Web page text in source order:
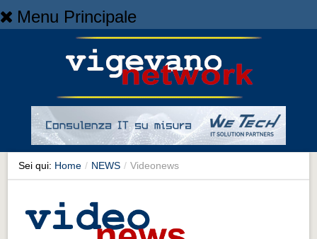
Menu Principale
NEWS
Cronaca
Cronaca
Artes et Artificia
Sei qui: Home / NEWS / Videonews